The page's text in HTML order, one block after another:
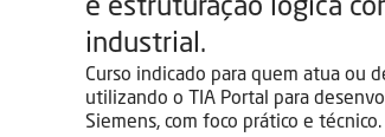
e estruturação lógica
industrial.
Curso indicado para quem atua ou
utilizando o TIA Portal para
Siemens, com foco prático e técnico.